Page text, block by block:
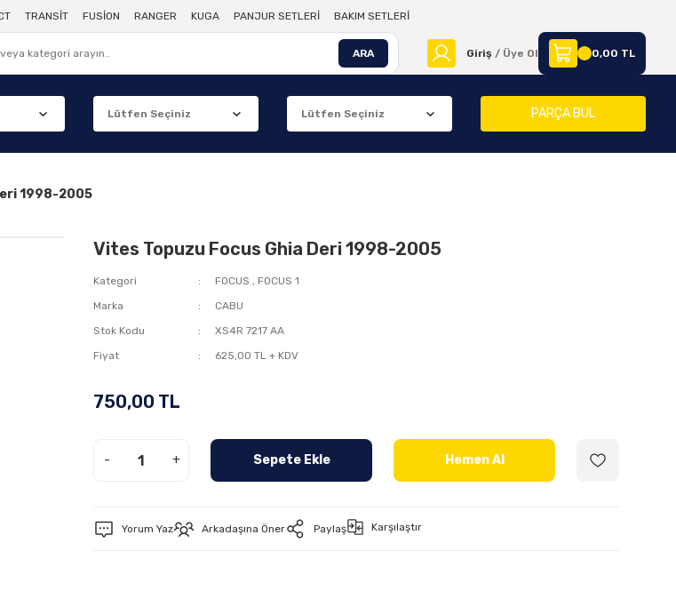
TRANSİT FUSİON RANGER KUGA PANJUR SETLERİ BAKIM SETLERİ
ARA Giriş / Üye Ol 0,00 TL
PARÇA BUL
1998-2005
Vites Topuzu Focus Ghia Deri 1998-2005
Kategori FOCUS , FOCUS 1
Marka
CABU
Stok Kodu
XS4R 7217 AA
Fiyat
625,00 TL + KDV
750,00 TL
- + Sepete Ekle Hemen Al
Yorum Yaz Arkadaşına Öner Paylaş Karşılaştır